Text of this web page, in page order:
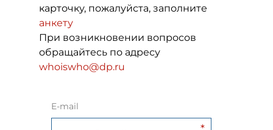
карточку, пожалуйста, заполните
анкету
При возникновении вопросов
обращайтесь по адресу
whoiswho@dp.ru
E-mail